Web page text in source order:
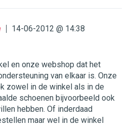
14-06-2012 @ 14:38
en onze webshop dat het
van elkaar is. Onze
zowel in de winkel als in de
schoenen bijvoorbeeld ook
hebben. Of inderdaad
maar wel in de winkel